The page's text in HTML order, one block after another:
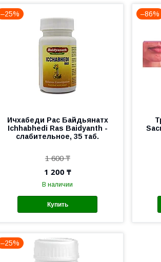
–25%
Ичхабеди Рас Байдьянатх
Ichhabhedi Ras Baidyanth -
слабительное, 35 таб.
1 600 ₸
1 200 ₸
В наличии
Купить
–86%
–25%